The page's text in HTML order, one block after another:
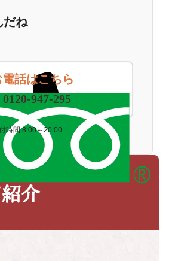
だね
電話はこちら
0120-947-295
時間 8:00～20:00
介